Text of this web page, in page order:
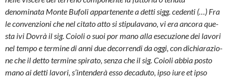
denominata Monte Bufoli appartenente a detti sigg. cedenti (…) Fra
le convenzioni che nel citato atto si stipulavano, vi era ancora que­
sta ivi Dovrà il sig. Coioli o suoi por mano alla esecuzione dei lavori
nel tempo e termine di anni due decorrendi da oggi, con dichiarazio­
ne che il detto termine spirato, senza che il sig. Coioli abbia posto
mano ai detti lavori, s’inten­derà esso decaduto, ipso iure et ipso